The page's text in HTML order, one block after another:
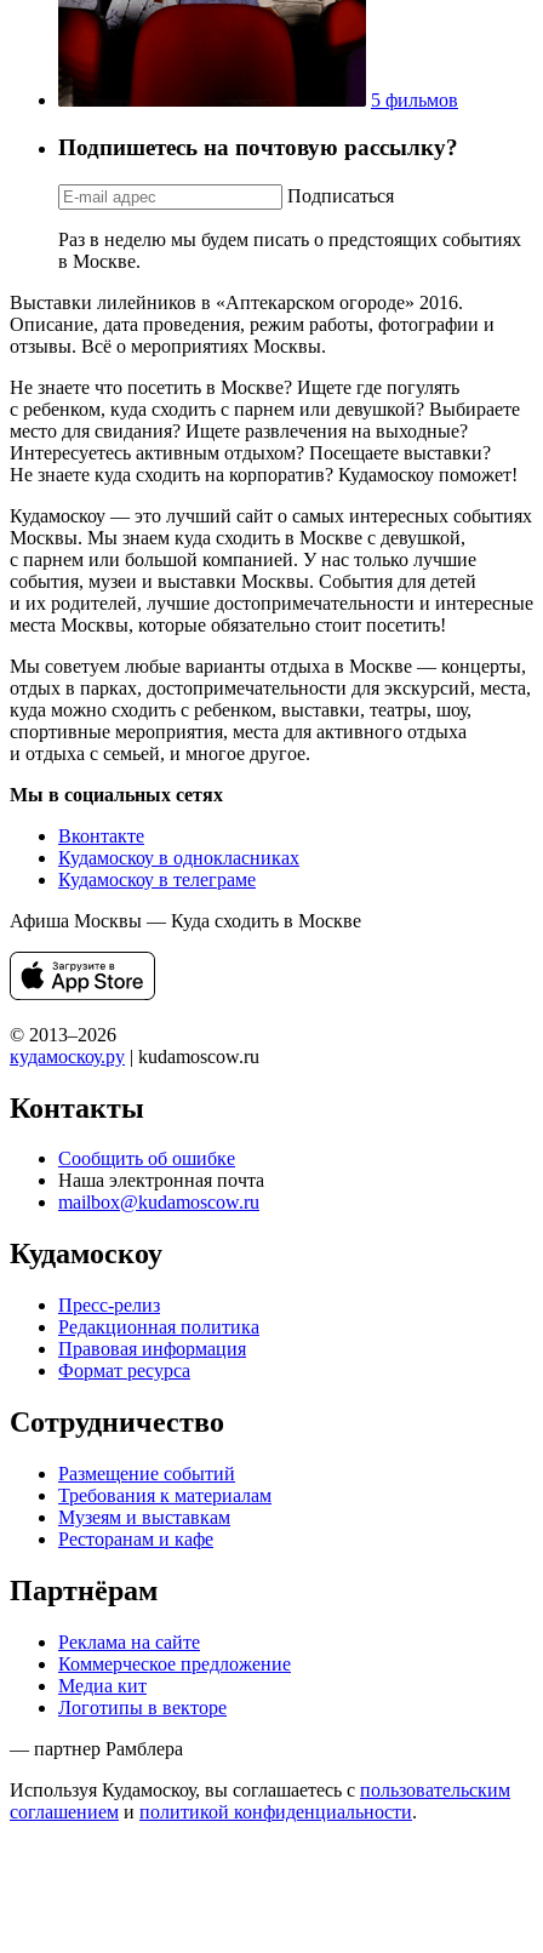
5 фильмов
Подпишетесь на почтовую рассылку?
Подписаться
Раз в неделю мы будем писать о предстоящих событиях
в Москве.
Выставки лилейников в «Аптекарском огороде» 2016.
Описание, дата проведения, режим работы, фотографии и
отзывы. Всё о мероприятиях Москвы.
Не знаете что посетить в Москве? Ищете где погулять
с ребенком, куда сходить с парнем или девушкой? Выбираете
место для свидания? Ищете развлечения на выходные?
Интересуетесь активным отдыхом? Посещаете выставки?
Не знаете куда сходить на корпоратив? Кудамоскоу поможет!
Кудамоскоу — это лучший сайт о самых интересных событиях
Москвы. Мы знаем куда сходить в Москве с девушкой,
с парнем или большой компанией. У нас только лучшие
события, музеи и выставки Москвы. События для детей
и их родителей, лучшие достопримечательности и интересные
места Москвы, которые обязательно стоит посетить!
Мы советуем любые варианты отдыха в Москве — концерты,
отдых в парках, достопримечательности для экскурсий, места,
куда можно сходить с ребенком, выставки, театры, шоу,
спортивные мероприятия, места для активного отдыха
и отдыха с семьей, и многое другое.
Мы в социальных сетях
Вконтакте
Кудамоскоу в однокласниках
Кудамоскоу в телеграме
Афиша Москвы — Куда сходить в Москве
© 2013–2026
кудамоскоу.ру | kudamoscow.ru
Контакты
Сообщить об ошибке
Наша электронная почта
mailbox@kudamoscow.ru
Кудамоскоу
Пресс-релиз
Редакционная политика
Правовая информация
Формат ресурса
Сотрудничество
Размещение событий
Требования к материалам
Музеям и выставкам
Ресторанам и кафе
Партнёрам
Реклама на сайте
Коммерческое предложение
Медиа кит
Логотипы в векторе
— партнер Рамблера
Используя Кудамоскоу, вы соглашаетесь с пользовательским
соглашением и политикой конфиденциальности.